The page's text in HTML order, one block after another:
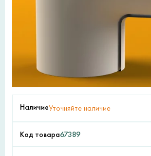
НаличиеУточняйте наличие
Код товара67389